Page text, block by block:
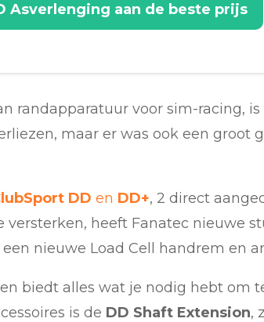
Asverlenging aan de beste prijs
randapparatuur voor sim-racing,
maar er was ook een groot
DD en DD+, 2 direct
heeft Fanatec nieuwe
nieuwe Load Cell handrem en
biedt alles wat je nodig hebt om
is de DD Shaft Extension,